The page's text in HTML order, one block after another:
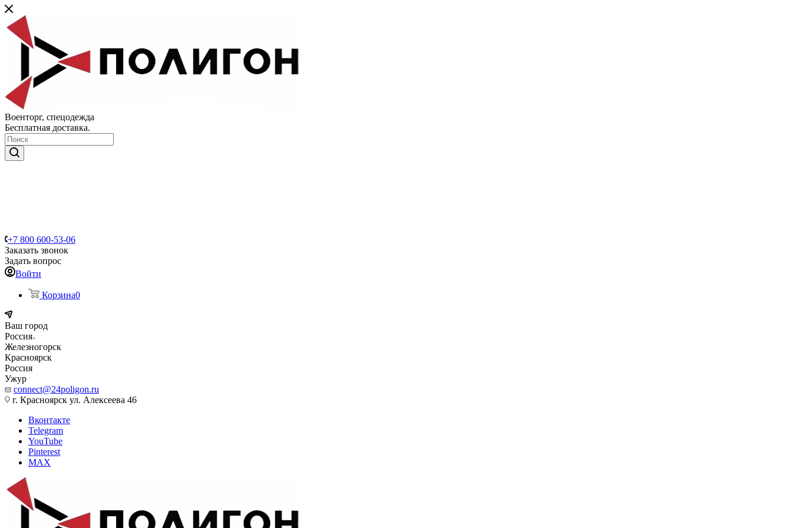
Военторг, спецодежда
Бесплатная доставка.
+7 800 600-53-06
Заказать звонок
Задать вопрос
Войти
Корзина0
Ваш город
Россия
Железногорск
Красноярск
Россия
Ужур
connect@24poligon.ru
г. Красноярск ул. Алексеева 46
Вконтакте
Telegram
YouTube
Pinterest
MAX